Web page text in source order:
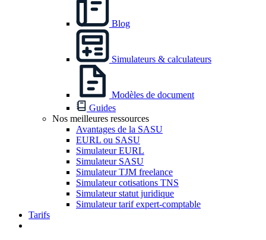
Blog
Simulateurs & calculateurs
Modèles de document
Guides
Nos meilleures ressources
Avantages de la SASU
EURL ou SASU
Simulateur EURL
Simulateur SASU
Simulateur TJM freelance
Simulateur cotisations TNS
Simulateur statut juridique
Simulateur tarif expert-comptable
Tarifs